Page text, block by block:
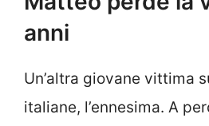
anni
Un’altra giovane vittima
italiane, l’ennesima. A